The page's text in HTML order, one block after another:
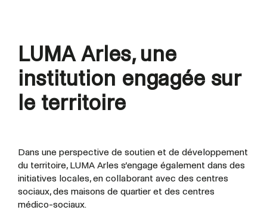
LUMA Arles, une
institution engagée sur
le territoire
Dans une perspective de soutien et de développement
du territoire, LUMA Arles s’engage également dans des
initiatives locales, en collaborant avec des centres
sociaux, des maisons de quartier et des centres
médico-sociaux.